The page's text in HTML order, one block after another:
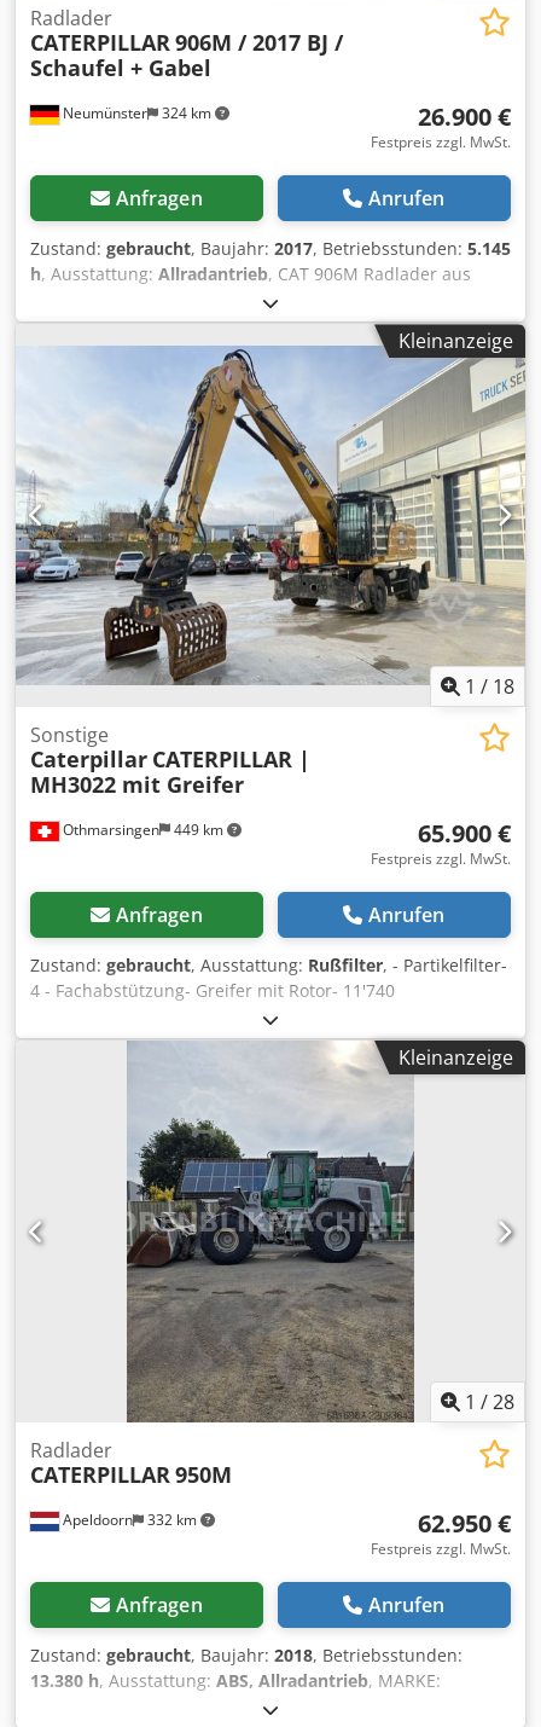
Neumünster 324 km
Radlader
CATERPILLAR906M / 2017 BJ /
Schaufel + Gabel
26.900 €
Festpreis zzgl. MwSt.
Anfragen Anrufen
Zustand: gebraucht, Baujahr: 2017, Betriebsstunden: 5.145
h, Ausstattung: Allradantrieb, CAT 906M Radlader aus
Baujahr 2017 mit Schaufel & Gabel ! ----* Hersteller: CAT *
Typ: 906M * Baujahr: 2017 * Abgelesene Betriebsstunden:
ca. 5.145 * Mit Schaufel & Gabel * Deutsche Maschine, 1.
Hand * Hydraulischer Schnellwechsler Dwodpfszp Ayisx
Aiija * CE Erklärung & Datenbestätigung vorhanden *
Weitere Fotos + Video auf Anfrage (Whats APP Erik) * Preis:
26.900 Euro, netto + 19% MwSt. ----Für weitere Fragen bitte
anrufen: For more question please call: Erik Kortum: Whats
App ?Alle Angaben ohne Gewähr und Garantie, Irrtümer
und Zwischenverkauf vorbehalten. ?
Kleinanzeige
1 / 18
Othmarsingen 449 km
Sonstige
Caterpillar CATERPILLAR |
MH3022 mit Greifer
65.900 €
Festpreis zzgl. MwSt.
Anfragen Anrufen
Zustand: gebraucht, Ausstattung: Rußfilter, - Partikelfilter-
4 - Fachabstützung- Greifer mit Rotor- 11'740
Stunden&nbsp,Federung: Hydraulisch Dsdpfxsy Srd Ee
Aiiowa
Kleinanzeige
1 /28
Apeldoorn 332 km
Radlader
CATERPILLAR950M
62.950 €
Festpreis zzgl. MwSt.
Anfragen Anrufen
Zustand: gebraucht, Baujahr: 2018, Betriebsstunden:
13.380 h, Ausstattung: ABS, Allradantrieb, MARKE:
CATERPILLAR TYP: 950M BAUJAHR: 2018 CE-